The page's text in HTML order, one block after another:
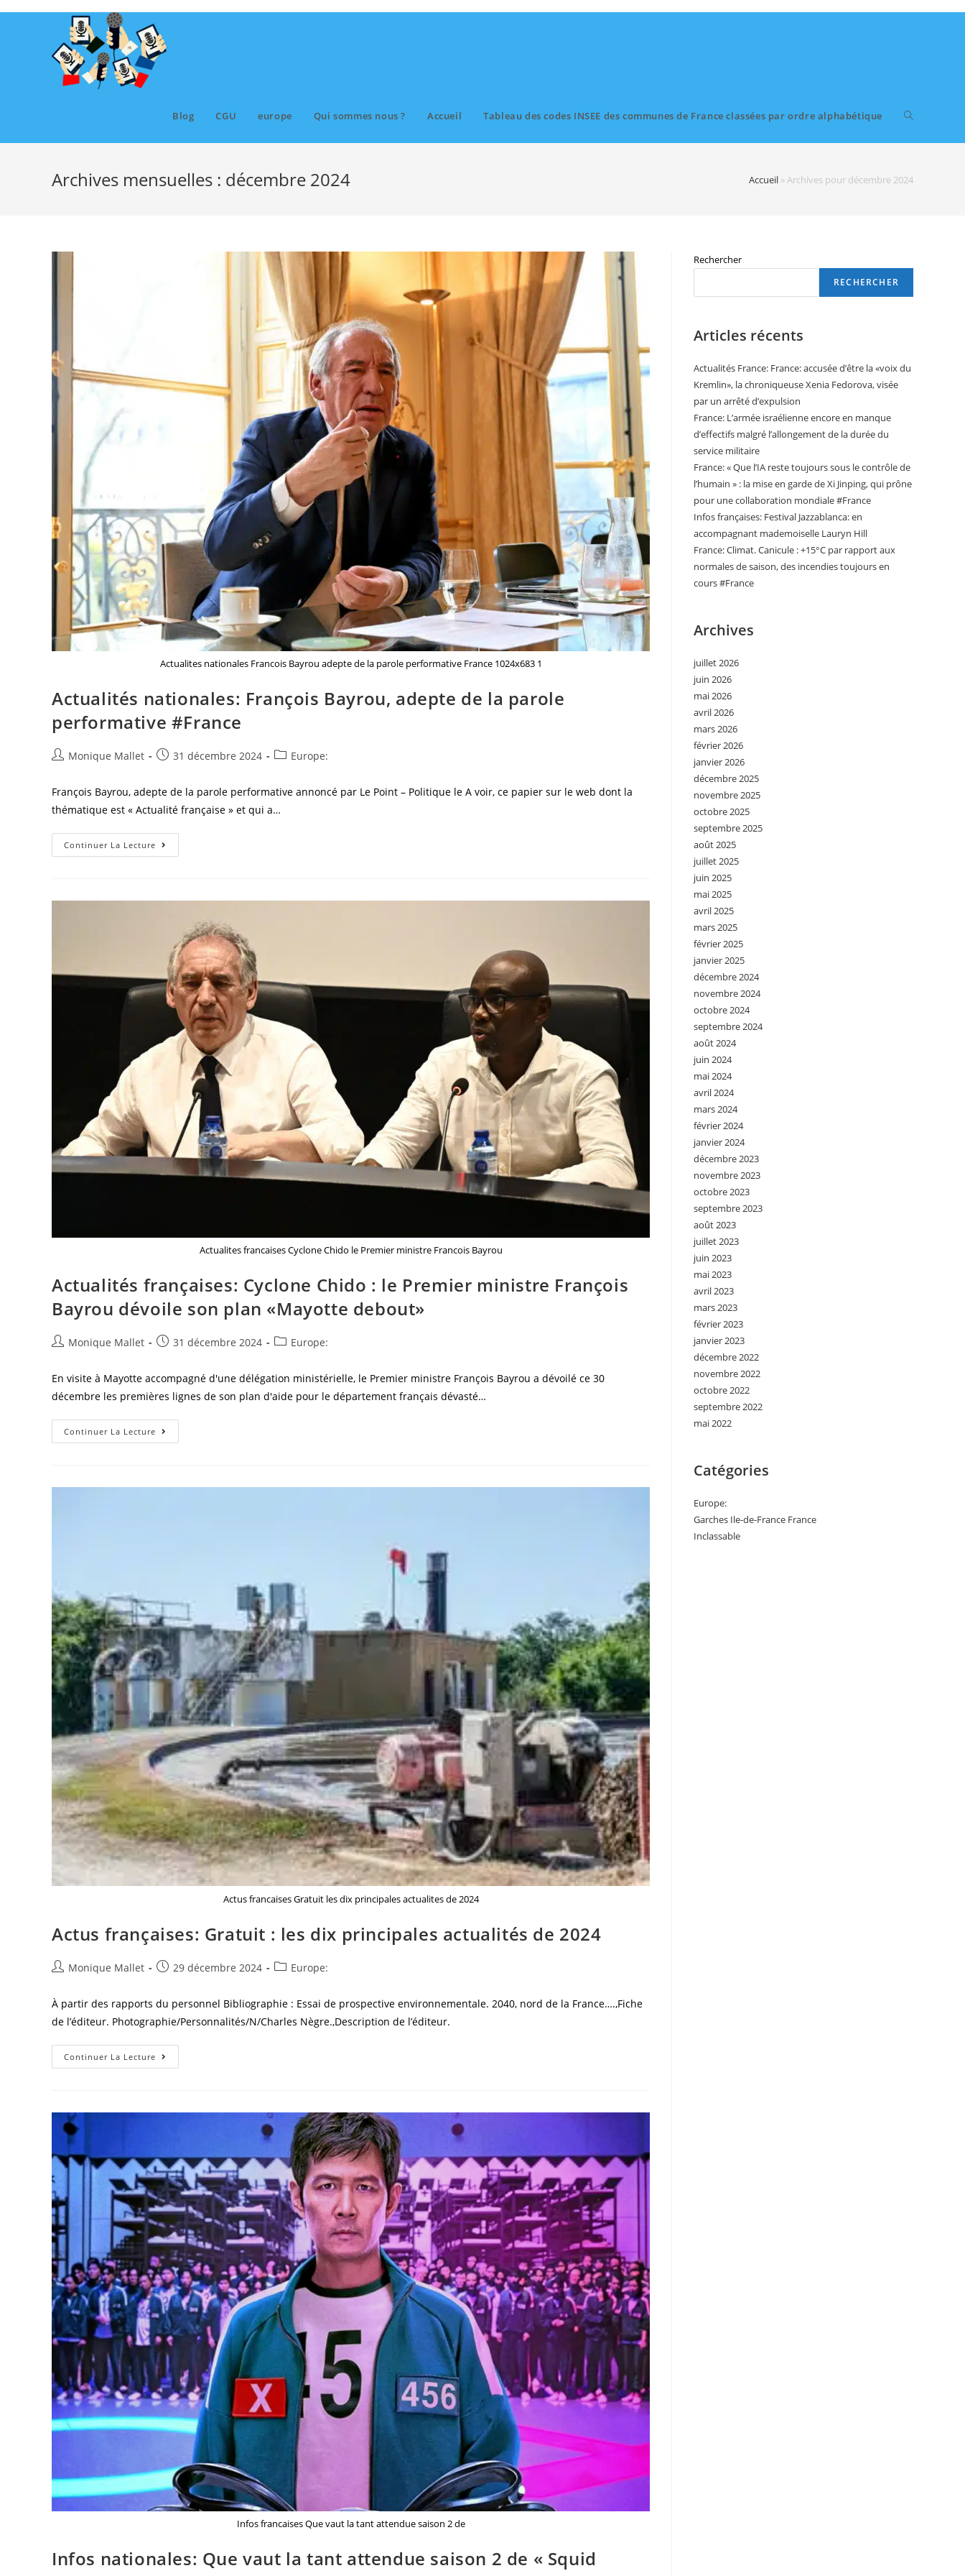
Blog CGU europe Qui sommes nous ? Accueil Tableau des codes INSEE des communes de France classées par ordre alphabétique
Archives mensuelles : décembre 2024 Accueil » Archives pour décembre 2024
Actualites nationales Francois Bayrou adepte de la parole performative France 1024x683 1
Actualités nationales: François Bayrou, adepte de la parole
performative #France
Auteur/autrice
la
publication :
Monique Mallet
Post31 décembre 2024
PostEurope:
François Bayrou, adepte de la parole performative annoncé par Le Point – Politique le A voir, ce papier sur le web dont la
thématique est « Actualité française » et qui a…
Continuer La Lecture Actualités
Nationales:
La
Performative
#France
Actualites francaises Cyclone Chido le Premier ministre Francois Bayrou
Actualités françaises: Cyclone Chido : le Premier ministre François
Bayrou dévoile son plan «Mayotte debout»
Auteur/autrice
la
Monique Mallet
Post31 décembre 2024
PostEurope:
En visite à Mayotte accompagné d'une délégation ministérielle, le Premier ministre François Bayrou a dévoilé ce 30
décembre les premières lignes de son plan d'aide pour le département français dévasté…
Continuer La Lecture Actualités
Françaises:
Actus francaises Gratuit les dix principales actualites de 2024
Actus françaises: Gratuit : les dix principales actualités de 2024
Auteur/autrice
la
publication :
Monique Mallet
Post29 décembre 2024
PostEurope:
À partir des rapports du personnel Bibliographie : Essai de prospective environnementale. 2040, nord de la France….,Fiche
de l’éditeur. Photographie/Personnalités/N/Charles Nègre.,Description de l’éditeur.
Continuer La Lecture Actus
Françaises:
Actualités
Infos francaises Que vaut la tant attendue saison 2 de
Infos nationales: Que vaut la tant attendue saison 2 de « Squid
Rechercher
RECHERCHER
Articles récents
Actualités France: France: accusée d’être la «voix du
Kremlin», la chroniqueuse Xenia Fedorova, visée
par un arrêté d’expulsion
France: L’armée israélienne encore en manque
d’effectifs malgré l’allongement de la durée du
service militaire
France: « Que l’IA reste toujours sous le contrôle de
l’humain » : la mise en garde de Xi Jinping, qui prône
pour une collaboration mondiale #France
Infos françaises: Festival Jazzablanca: en
accompagnant mademoiselle Lauryn Hill
France: Climat. Canicule : +15°C par rapport aux
normales de saison, des incendies toujours en
cours #France
Archives
juillet 2026
juin 2026
mai 2026
avril 2026
mars 2026
février 2026
janvier 2026
décembre 2025
novembre 2025
octobre 2025
septembre 2025
août 2025
juillet 2025
juin 2025
mai 2025
avril 2025
mars 2025
février 2025
janvier 2025
décembre 2024
novembre 2024
octobre 2024
septembre 2024
août 2024
juin 2024
mai 2024
avril 2024
mars 2024
février 2024
janvier 2024
décembre 2023
novembre 2023
octobre 2023
septembre 2023
août 2023
juillet 2023
juin 2023
mai 2023
avril 2023
mars 2023
février 2023
janvier 2023
décembre 2022
novembre 2022
octobre 2022
septembre 2022
mai 2022
Catégories
Europe:
Garches Ile-de-France France
Inclassable